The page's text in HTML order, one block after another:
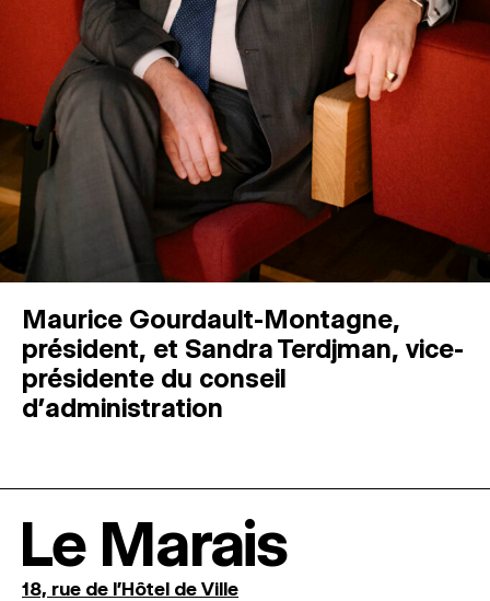
Maurice Gourdault-Montagne,
président, et Sandra Terdjman, vice-
présidente du conseil
d’administration
Le Marais
18, rue de l'Hôtel de Ville